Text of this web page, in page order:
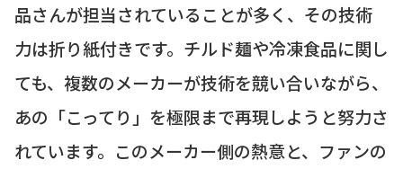
品さんが担当されていることが多く、その技術
力は折り紙付きです。チルド麺や冷凍食品に関し
ても、複数のメーカーが技術を競い合いながら、
あの「こってり」を極限まで再現しようと努力さ
れています。このメーカー側の熱意と、ファンの